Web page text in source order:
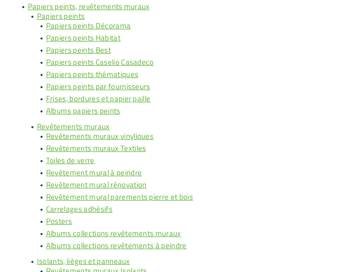
Papiers peints, revêtements muraux
Papiers peints
Papiers peints Décorama
Papiers peints Habitat
Papiers peints Best
Papiers peints Caselio Casadeco
Papiers peints thématiques
Papiers peints par fournisseurs
Frises, bordures et papier paille
Albums papiers peints
Revêtements muraux
Revêtements muraux vinyliques
Revêtements muraux Textiles
Toiles de verre
Revêtement mural à peindre
Revêtement mural rénovation
Revêtement mural parements pierre et bois
Carrelages adhésifs
Posters
Albums collections revêtements muraux
Albums collections revêtements à peindre
Isolants, lièges et panneaux